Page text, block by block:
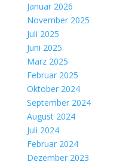
Januar 2026
November 2025
Juli 2025
Juni 2025
März 2025
Februar 2025
Oktober 2024
September 2024
August 2024
Juli 2024
Februar 2024
Dezember 2023